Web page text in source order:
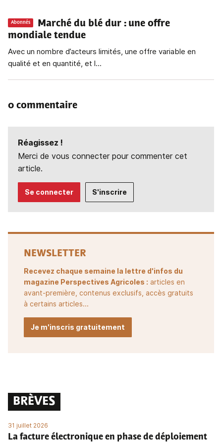
Abonnés Marché du blé dur : une offre
mondiale tendue
Avec un nombre d’acteurs limités, une offre variable en
qualité et en quantité, et l...
0 commentaire
Réagissez !
Merci de vous connecter pour commenter cet
article.
Se connecter S'inscrire
NEWSLETTER
Recevez chaque semaine la lettre d'infos du
magazine Perspectives Agricoles : articles en
avant-première, contenus exclusifs, accès gratuits
à certains articles...
Je m'inscris gratuitement
BRÈVES
31 juillet 2026
La facture électronique en phase de déploiement